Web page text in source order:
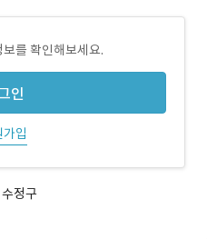
를 확인해보세요.
인
가입
정구